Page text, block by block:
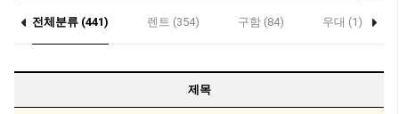
전체분류 (441) 렌트 (354) 구함 (84) 우대 (1)
제목